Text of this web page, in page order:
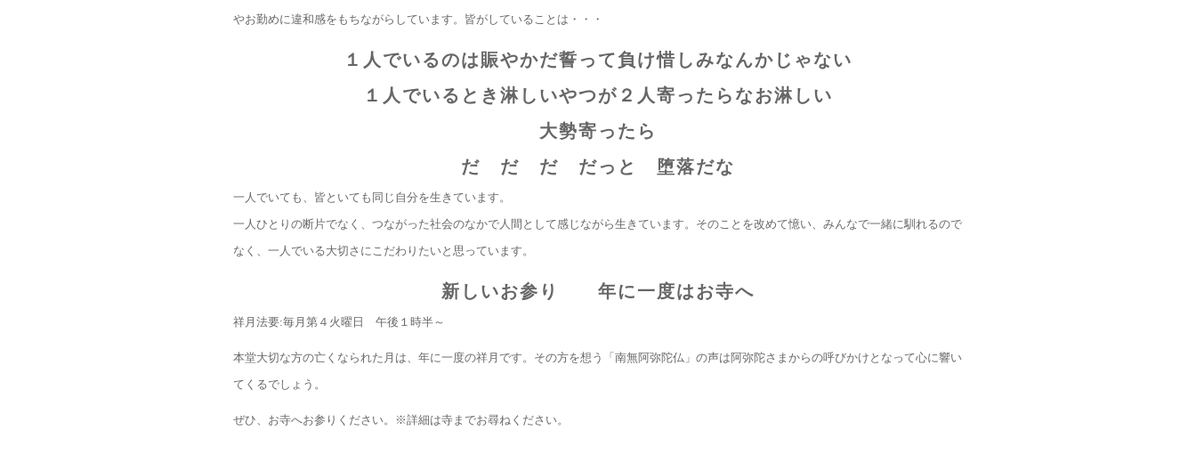
やお勤めに違和感をもちながらしています。皆がしていることは・・・
１人でいるのは賑やかだ誓って負け惜しみなんかじゃない
１人でいるとき淋しいやつが２人寄ったらなお淋しい
大勢寄ったら
だ だ だ だっと 堕落だな
一人でいても、皆といても同じ自分を生きています。
一人ひとりの断片でなく、つながった社会のなかで人間として感じながら生きています。そのことを改めて憶い、みんなで一緒に馴れるので
なく、一人でいる大切さにこだわりたいと思っています。
新しいお参り 年に一度はお寺へ
祥月法要:毎月第４火曜日 午後１時半～
本堂大切な方の亡くなられた月は、年に一度の祥月です。その方を想う「南無阿弥陀仏」の声は阿弥陀さまからの呼びかけとなって心に響い
てくるでしょう。
ぜひ、お寺へお参りください。※詳細は寺までお尋ねください。